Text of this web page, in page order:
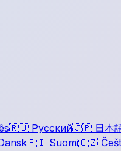
🇷🇺 Русский🇯🇵 日本
🇫🇮 Suomi🇨🇿